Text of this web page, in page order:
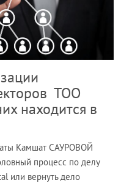
ТОО
находится в
Камшат САУРОВОЙ
процесс по делу
или вернуть дело